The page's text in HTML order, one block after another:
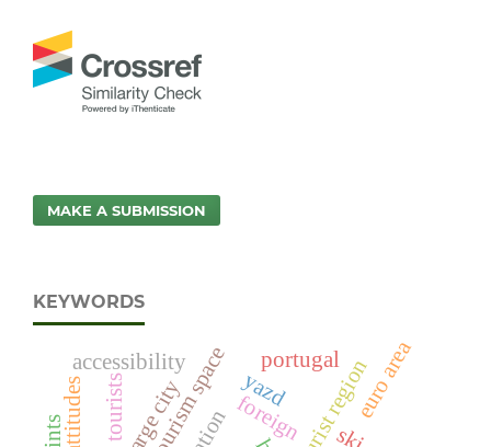
MAKE A SUBMISSION
KEYWORDS
foreigntourist region
tourists yazd
portugal
accessibility euro area